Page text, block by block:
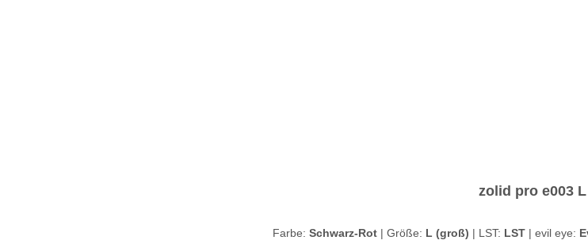
zolid pro e003 L
Farbe: Schwarz-Rot | Größe: L (groß) | LST: LST | evil eye: